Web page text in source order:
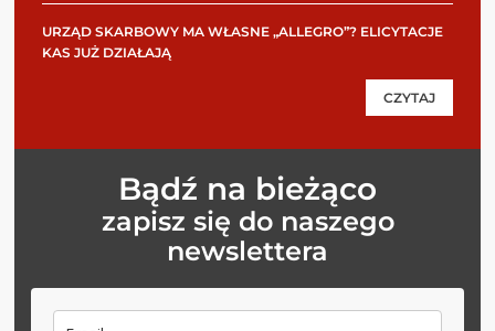
URZĄD SKARBOWY MA WŁASNE „ALLEGRO”? ELICYTACJE
KAS JUŻ DZIAŁAJĄ
CZYTAJ
Bądź na bieżąco
zapisz się do naszego
newslettera